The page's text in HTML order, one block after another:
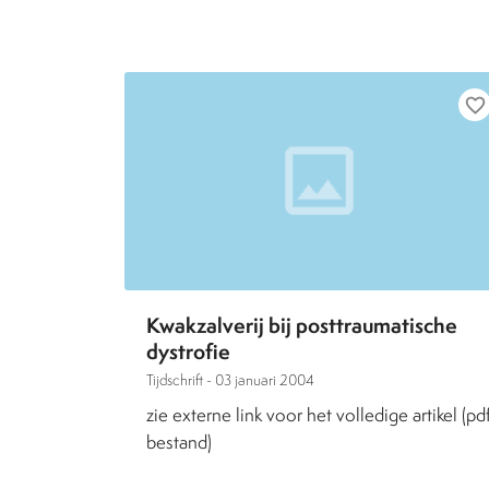
favorite_border
Kwakzalverij bij posttraumatische
dystrofie
Tijdschrift - 03 januari 2004
zie externe link voor het volledige artikel
bestand)